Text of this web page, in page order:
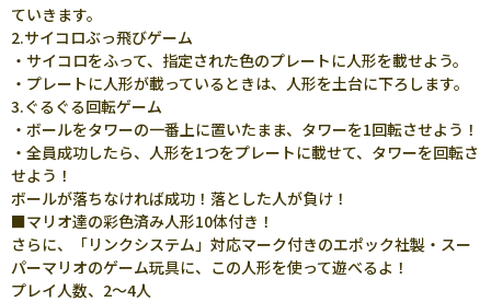
ていきます。
2.サイコロぶっ飛びゲーム
・サイコロをふって、指定された色のプレートに人形を載せよう。
・プレートに人形が載っているときは、人形を土台に下ろします。
3.ぐるぐる回転ゲーム
・ボールをタワーの一番上に置いたまま、タワーを1回転させよう！
・全員成功したら、人形を1つをプレートに載せて、タワーを回転さ
せよう！
ボールが落ちなければ成功！落とした人が負け！
■マリオ達の彩色済み人形10体付き！
さらに、「リンクシステム」対応マーク付きのエポック社製・スー
パーマリオのゲーム玩具に、この人形を使って遊べるよ！
プレイ人数、2～4人